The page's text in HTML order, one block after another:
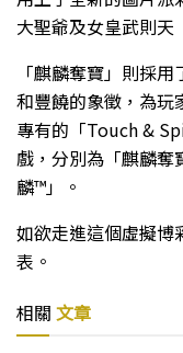
大聖爺及女皇武則天
「麒麟奪寶」則採
和豐饒的象徵，為玩
專有的「Touch &
戲，分別為「麒麟
麟™」。
如欲走進這個虛擬博
表。
相關 文章